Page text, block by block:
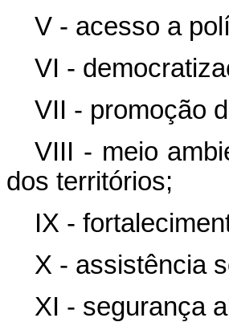
V - acesso a
VI -
VII - promoção
VIII - meio
dos territórios;
IX -
X - assistência
XI - segurança